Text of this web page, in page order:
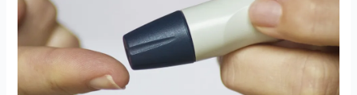
no
te
invada,
recomendaciones
para